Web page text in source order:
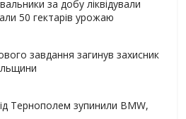
за добу ліквідували
50 гектарів урожаю
завдання загинув захисник
Тернополем зупинили BMW,